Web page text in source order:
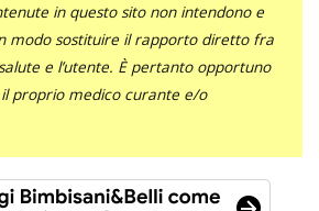
in questo sito non intendono e
modo sostituire il rapporto diretto fra
e l’utente. È pertanto opportuno
proprio medico curante e/o